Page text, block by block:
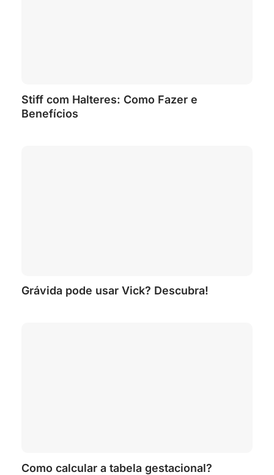
Stiff com Halteres: Como Fazer e
Benefícios
Grávida pode usar Vick? Descubra!
Como calcular a tabela gestacional?